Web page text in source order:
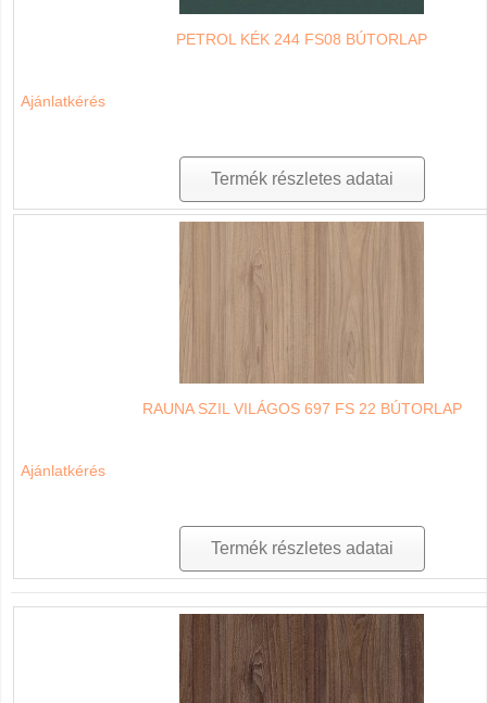
PETROL KÉK 244 FS08 BÚTORLAP
Ajánlatkérés
Termék részletes adatai
RAUNA SZIL VILÁGOS 697 FS 22 BÚTORLAP
Ajánlatkérés
Termék részletes adatai